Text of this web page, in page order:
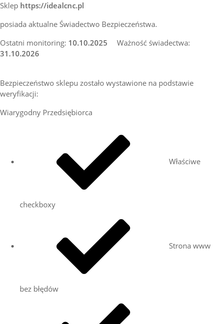
Sklep https://idealcnc.pl
posiada aktualne Świadectwo Bezpieczeństwa.
Ostatni monitoring: 10.10.2025
Ważność świadectwa:
31.10.2026
Bezpieczeństwo sklepu zostało wystawione na podstawie
weryfikacji:
Wiarygodny Przedsiębiorca
Właściwe
checkboxy
Strona www
bez błędów